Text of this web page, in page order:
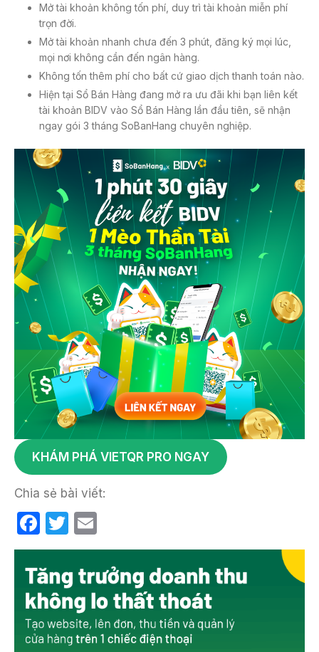
Mở tài khoản không tốn phí, duy trì tài khoản miễn phí
trọn đời.
Mở tài khoản nhanh chưa đến 3 phút, đăng ký mọi lúc,
mọi nơi không cần đến ngân hàng.
Không tốn thêm phí cho bất cứ giao dịch thanh toán nào.
Hiện tại Sổ Bán Hàng đang mở ra ưu đãi khi bạn liên kết
tài khoản BIDV vào Sổ Bán Hàng lần đầu tiên, sẽ nhận
ngay gói 3 tháng SoBanHang chuyên nghiệp.
KHÁM PHÁ VIETQR PRO NGAY
Chia sẻ bài viết:
F
a
c
e
b
o
T
w
itt
er
m
ail